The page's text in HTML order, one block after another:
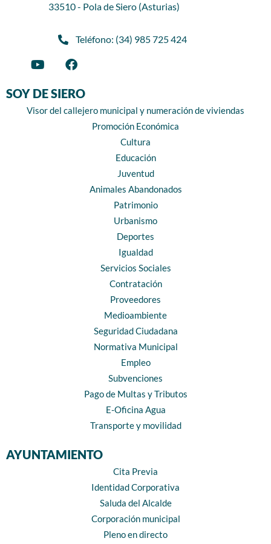
33510 - Pola de Siero (Asturias)
Teléfono: (34) 985 725 424
SOY DE SIERO
Visor del callejero municipal y numeración de viviendas
Promoción Económica
Cultura
Educación
Juventud
Animales Abandonados
Patrimonio
Urbanismo
Deportes
Igualdad
Servicios Sociales
Contratación
Proveedores
Medioambiente
Seguridad Ciudadana
Normativa Municipal
Empleo
Subvenciones
Pago de Multas y Tributos
E-Oficina Agua
Transporte y movilidad
AYUNTAMIENTO
Cita Previa
Identidad Corporativa
Saluda del Alcalde
Corporación municipal
Pleno en directo